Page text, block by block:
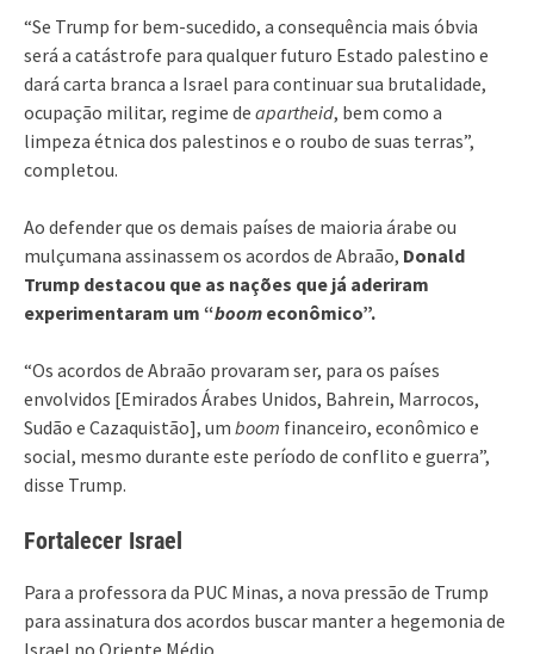
“Se Trump for bem-sucedido, a consequência mais óbvia
será a catástrofe para qualquer futuro Estado palestino e
dará carta branca a Israel para continuar sua brutalidade,
ocupação militar, regime de apartheid, bem como a
limpeza étnica dos palestinos e o roubo de suas terras”,
completou.
Ao defender que os demais países de maioria árabe ou
mulçumana assinassem os acordos de Abraão, Donald
Trump destacou que as nações que já aderiram
experimentaram um “boom econômico”.
“Os acordos de Abraão provaram ser, para os países
envolvidos [Emirados Árabes Unidos, Bahrein, Marrocos,
Sudão e Cazaquistão], um boom financeiro, econômico e
social, mesmo durante este período de conflito e guerra”,
disse Trump.
Fortalecer Israel
Para a professora da PUC Minas, a nova pressão de Trump
para assinatura dos acordos buscar manter a hegemonia de
Israel no Oriente Médio.